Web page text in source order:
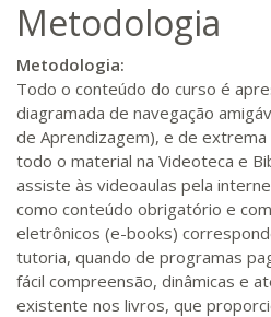
Metodologia
Metodologia:
Todo o conteúdo do curso é
diagramada de navegação
de Aprendizagem), e de
todo o material na Videoteca e
assiste às videoaulas pela
como conteúdo obrigatório e
eletrônicos (e-books)
tutoria, quando de programas
fácil compreensão, dinâmicas e
existente nos livros, que